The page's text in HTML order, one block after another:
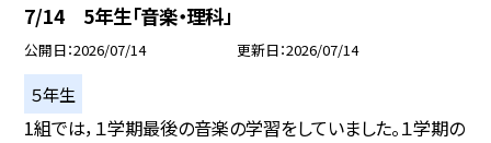
7/14 5年生「音楽・理科」
公開日 2026/07/14 更新日 2026/07/14
５年生
1組では，１学期最後の音楽の学習をしていました。１学期の